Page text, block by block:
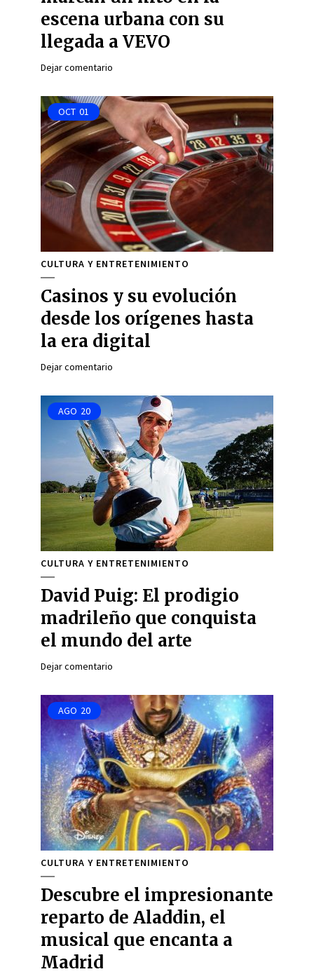
escena urbana con su
llegada a VEVO
Dejar comentario
OCT 01
CULTURA Y ENTRETENIMIENTO
Casinos y su evolución
desde los orígenes hasta
la era digital
Dejar comentario
AGO 20
CULTURA Y ENTRETENIMIENTO
David Puig: El prodigio
madrileño que conquista
el mundo del arte
Dejar comentario
AGO 20
CULTURA Y ENTRETENIMIENTO
Descubre el impresionante
reparto de Aladdin, el
musical que encanta a
Madrid